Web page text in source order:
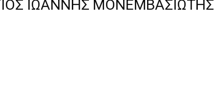
ΙΩΑΝΝΗΣ ΜΟΝΕΜΒΑΣΙΩΤΗΣ